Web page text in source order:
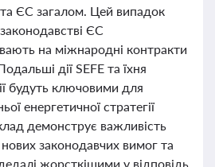
ЄС загалом. Цей випадок
ЄС
на міжнародні контракти
дії SEFE та їхня
будуть ключовими для
енергетичної стратегії
демонструє важливість
нових законодавчих вимог та
жорсткішими у відповідь